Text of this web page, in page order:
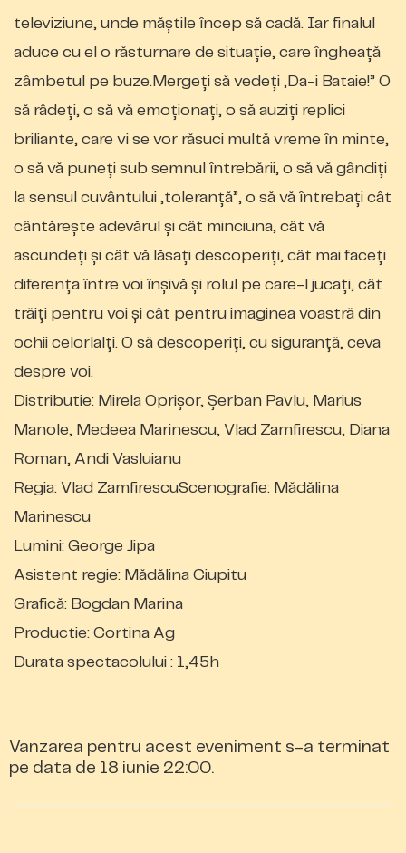
televiziune, unde măștile încep să cadă. Iar finalul
aduce cu el o răsturnare de situație, care îngheață
zâmbetul pe buze.Mergeți să vedeți „Da-i Bataie!” O
să râdeți, o să vă emoționați, o să auziți replici
briliante, care vi se vor răsuci multă vreme în minte,
o să vă puneți sub semnul întrebării, o să vă gândiți
la sensul cuvântului „toleranță”, o să vă întrebați cât
cântărește adevărul și cât minciuna, cât vă
ascundeți și cât vă lăsați descoperiți, cât mai faceți
diferența între voi înșivă și rolul pe care-l jucați, cât
trăiți pentru voi și cât pentru imaginea voastră din
ochii celorlalți. O să descoperiți, cu siguranță, ceva
despre voi.
Distributie: Mirela Oprișor, Șerban Pavlu, Marius
Manole, Medeea Marinescu, Vlad Zamfirescu, Diana
Roman, Andi Vasluianu
Regia: Vlad ZamfirescuScenografie: Mădălina
Marinescu
Lumini: George Jipa
Asistent regie: Mădălina Ciupitu
Grafică: Bogdan Marina
Productie: Cortina Ag
Durata spectacolului : 1,45h
Vanzarea pentru acest eveniment s-a terminat
pe data de 18 iunie 22:00.